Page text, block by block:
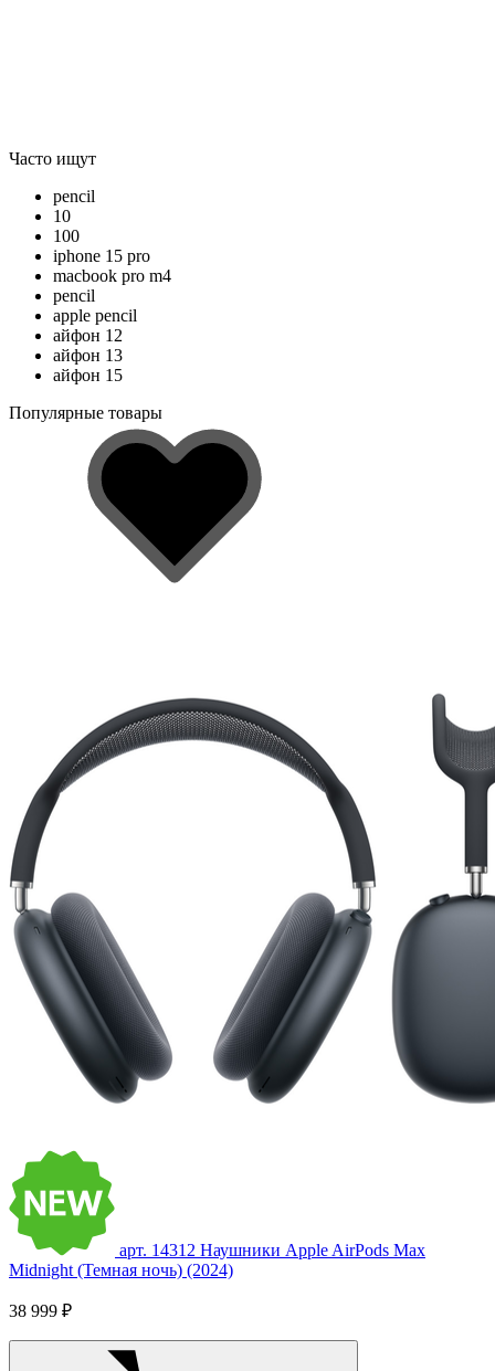
Часто ищут
pencil
10
100
iphone 15 pro
macbook pro m4
pencil
apple pencil
айфон 12
айфон 13
айфон 15
Популярные товары
арт. 14312 Наушники Apple AirPods Max
Midnight (Темная ночь) (2024)
38 999 ₽